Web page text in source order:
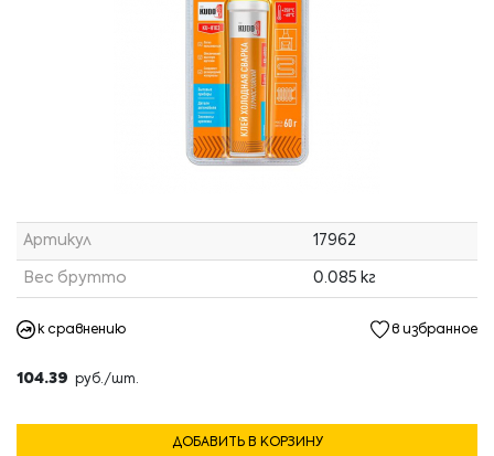
Артикул 17962
Вес брутто 0.085 кг
к сравнению в избранное
104.39 руб./шт.
ДОБАВИТЬ В КОРЗИНУ